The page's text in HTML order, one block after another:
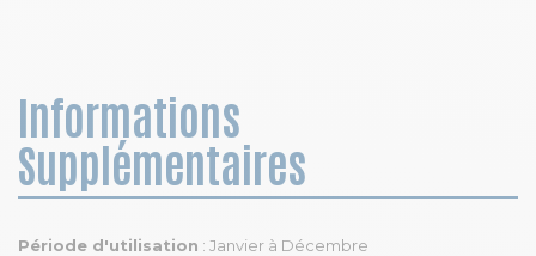
Informations
Supplémentaires
Période d'utilisation : Janvier à Décembre